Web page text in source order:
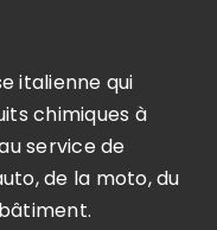
italienne qui
chimiques à
service de
de la moto, du